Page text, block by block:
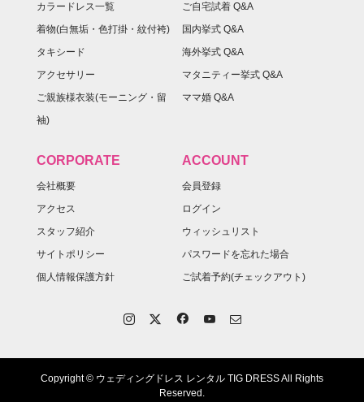
カラードレス一覧
着物(白無垢・色打掛・紋付袴)
タキシード
アクセサリー
ご親族様衣装(モーニング・留
袖)
ご自宅試着 Q&A
国内挙式 Q&A
海外挙式 Q&A
マタニティー挙式 Q&A
ママ婚 Q&A
CORPORATE
会社概要
アクセス
スタッフ紹介
サイトポリシー
個人情報保護方針
ACCOUNT
会員登録
ログイン
ウィッシュリスト
パスワードを忘れた場合
ご試着予約(チェックアウト)
Copyright © ウェディングドレス レンタル TIG DRESS All Rights
Reserved.